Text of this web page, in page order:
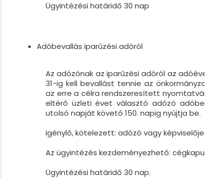
Ügyintézési határidő 30 nap
Adóbevallás iparűzési adóról
Az adózónak az iparűzési adóról az adóévet
31-ig kell bevallást tennie az önkormányzati
az erre a célra rendszeresített
eltérő üzleti évet választó adózó
utolsó napját követő 150. napig nyújtja be.
Igénylő, kötelezett: adózó vagy képviselője
Az ügyintézés kezdeményezhető: cégkapu
Ügyintézési határidő 30 nap.